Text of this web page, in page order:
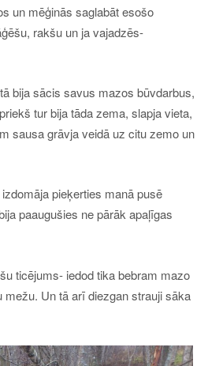
un mēģinās saglabāt esošo
rakšu un ja vajadzēs-
bija sācis savus mazos būvdarbus,
tur bija tāda zema, slapja vieta,
sausa grāvja veidā uz citu zemo un
pieķerties manā pusē
paaugušies ne pārāk apaļīgas
ticējums- iedod tika bebram mazo
Un tā arī diezgan strauji sāka